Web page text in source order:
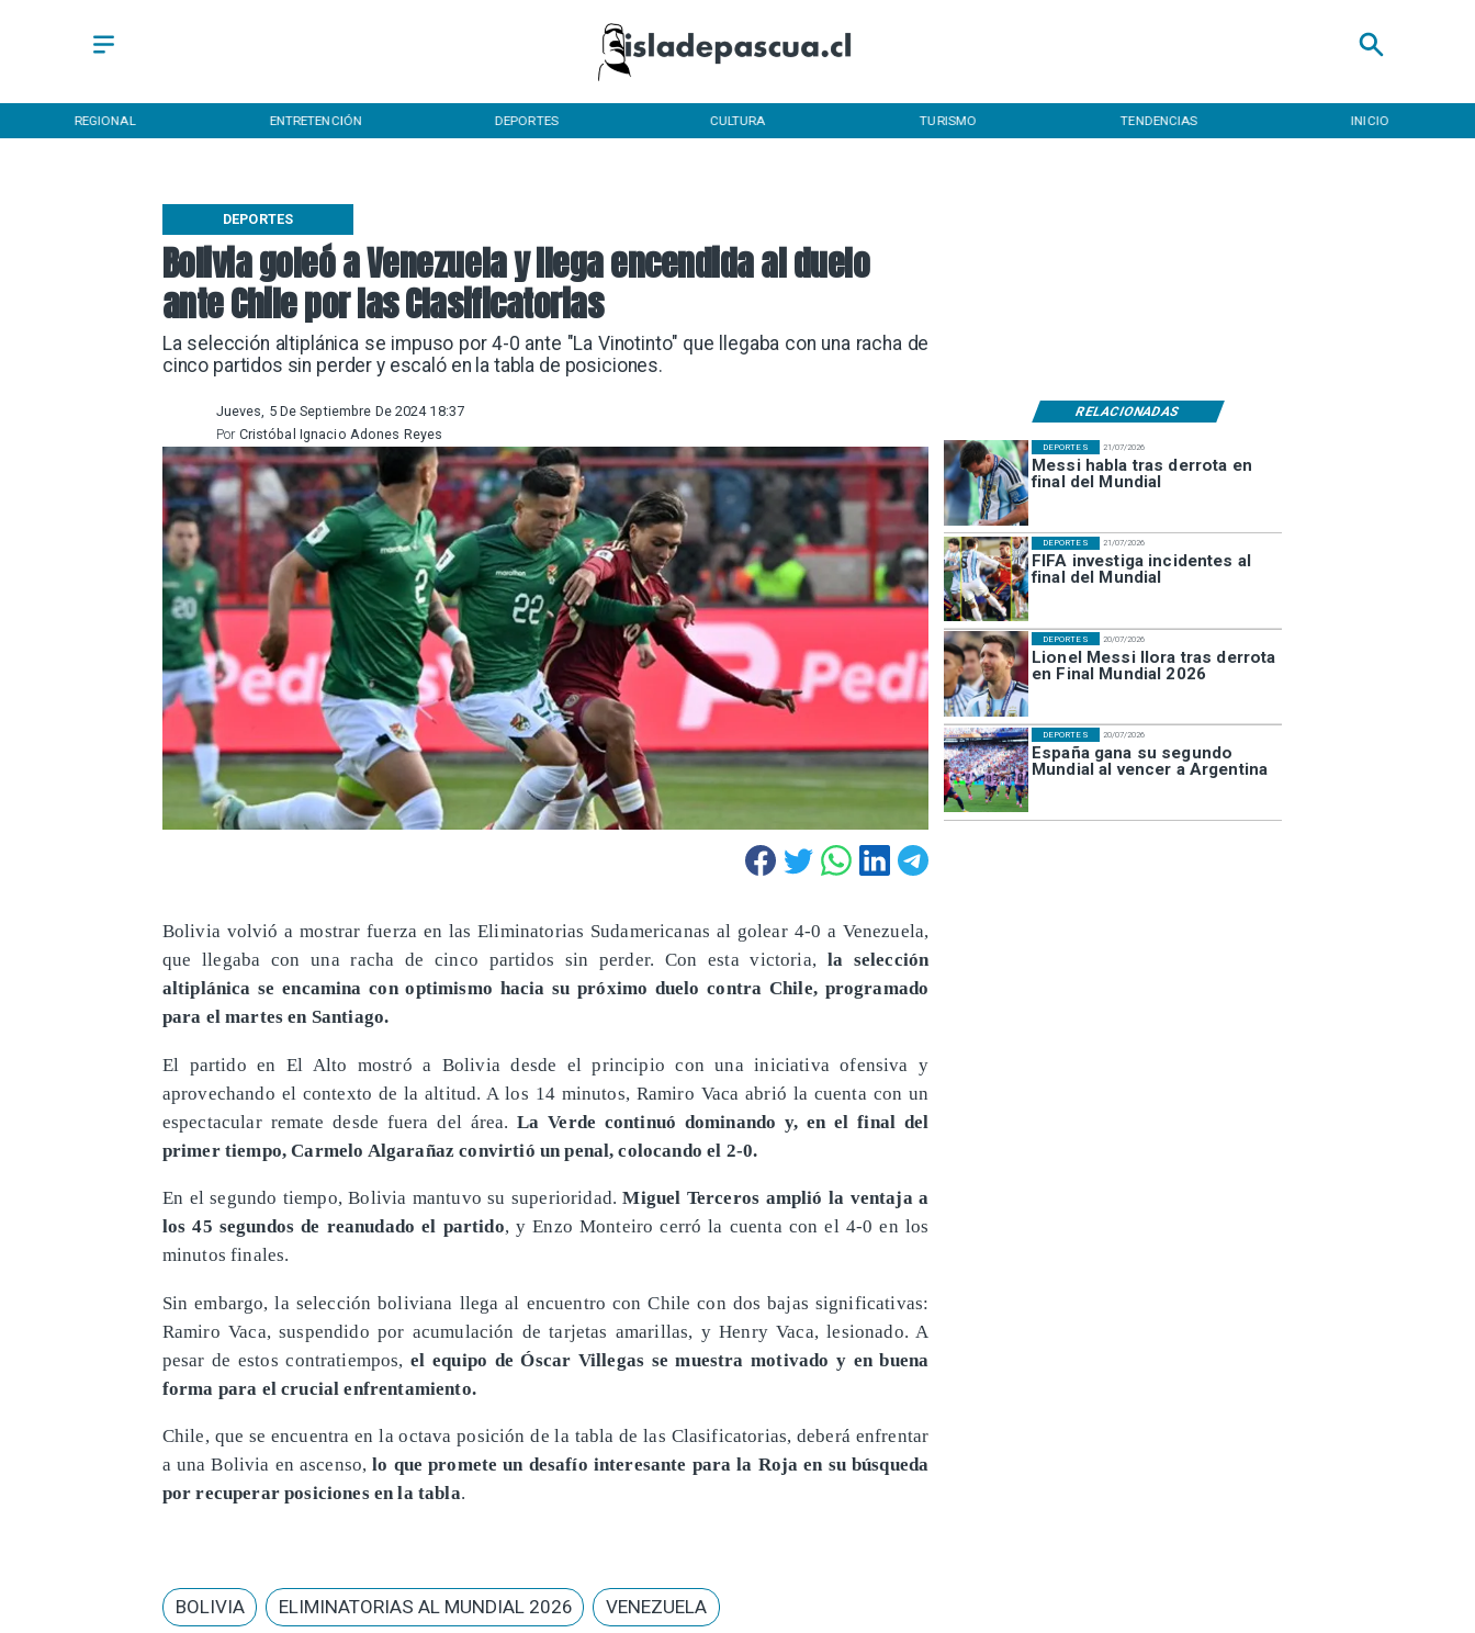
REGIONAL ENTRETENCIÓN DEPORTES CULTURA TURISMO TENDENCIAS INICIO
Bolivia goleó a Venezuela y llega encendida al duelo
ante Chile por las Clasificatorias
La selección altiplánica se impuso por 4-0 ante "La Vinotinto" que llegaba con una racha de
cinco partidos sin perder y escaló en la tabla de posiciones.
DEPORTES
RELACIONADAS
Jueves, 5 De Septiembre De 2024 18:37
Cristóbal Ignacio Adones Reyes
Por
21/07/2026
Messi habla tras derrota en
final del Mundial
DEPORTES
21/07/2026
FIFA investiga incidentes al
final del Mundial
DEPORTES
20/07/2026
Lionel Messi llora tras derrota
en Final Mundial 2026
DEPORTES
20/07/2026
España gana su segundo
Mundial al vencer a Argentina
DEPORTES
Bolivia volvió a mostrar fuerza en las Eliminatorias Sudamericanas al golear 4-0 a Venezuela,
que llegaba con una racha de cinco partidos sin perder. Con esta victoria, la selección
altiplánica se encamina con optimismo hacia su próximo duelo contra Chile, programado
para el martes en Santiago.
El partido en El Alto mostró a Bolivia desde el principio con una iniciativa ofensiva y
aprovechando el contexto de la altitud. A los 14 minutos, Ramiro Vaca abrió la cuenta con un
espectacular remate desde fuera del área. La Verde continuó dominando y, en el final del
primer tiempo, Carmelo Algarañaz convirtió un penal, colocando el 2-0.
En el segundo tiempo, Bolivia mantuvo su superioridad.Miguel Terceros amplió la ventaja a
los 45 segundos de reanudado el partido, y Enzo Monteiro cerró la cuenta con el 4-0 en los
minutos finales.
Sin embargo, la selección boliviana llega al encuentro con Chile con dos bajas significativas:
Ramiro Vaca, suspendido por acumulación de tarjetas amarillas, y Henry Vaca, lesionado. A
pesar de estos contratiempos,el equipo de Óscar Villegas se muestra motivado y en buena
forma para el crucial enfrentamiento.
Chile, que se encuentra en la octava posición de la tabla de las Clasificatorias, deberá enfrentar
a una Bolivia en ascenso,lo que promete un desafío interesante para la Roja en su búsqueda
por recuperar posiciones en la tabla.
BOLIVIA ELIMINATORIAS AL MUNDIAL 2026 VENEZUELA